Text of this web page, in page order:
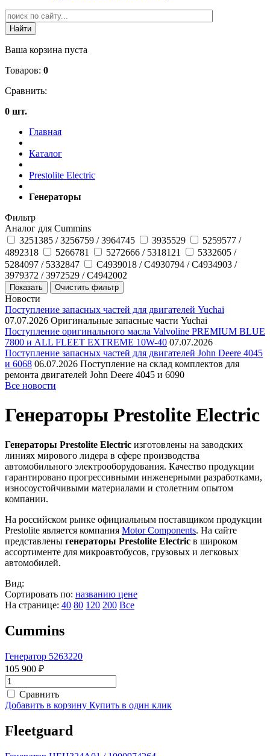
Ваша корзина пуста
Товаров: 0
Сравнить:
0 шт.
Главная
Каталог
Prestolite Electric
Генераторы
Фильтр
Аналог для Cummins
3251385 / 3256759 / 3964745
3935529
5259577 /
4892318
5266781 5272666 / 5318121
5332605 /
5284097 / 5332847
C4939018 / C4930794 / C4934903 /
3979372 / 3972529 / C4942002
Новости
Поступление запасных частей для двигателей Yuchai
07.07.2026 Оригинальные запасные части Yuchai
Поступление оригинального масла Valvoline PREMIUM BLUE
7800 и ALL FLEET EXTREME 10W-40 07.07.2026
Поступление запасных частей для двигателей John Deere 4045
и 6068 06.07.2026 Поступление на склад комплектов для
ремонта двигателей John Deere 4045 и 6090
Все новости
Генераторы Prestolite Electric
Генераторы Prestolite Electric изготовлены на заводских
линиях мирового лидера в сфере производства
автомобильного электрооборудования. Качество продукции
гарантировано прогрессивными инженерными разработками,
износоустойчивыми материалами и столетним опытом
компании.
На российском рынке официальным поставщиком продукции
Prestolite является компания Motor Components. На сайте
представлены генераторы Prestolite Electric в широком
ассортименте для микроавтобусов, грузовых и легковых
автомобилей.
Вид:
Сортировать по: названию цене
На странице: 40 80 120 200 Все
Cummins
Генератор 5263220
105 900 ₽
Сравнить
Добавить в корзину Купить в один клик
Fleetguard